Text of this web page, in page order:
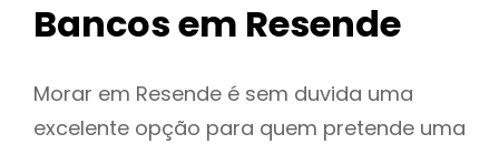
Bancos em Resende
Morar em Resende é sem duvida uma
excelente opção para quem pretende uma